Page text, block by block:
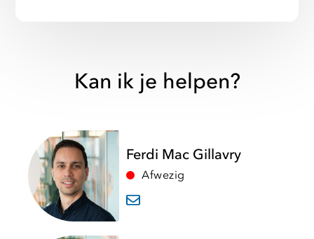
Kan ik je helpen?
Ferdi Mac Gillavry
Afwezig